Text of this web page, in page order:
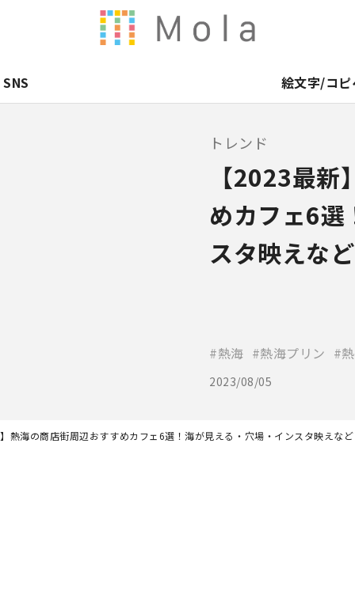
SNS 絵文字/コピ
トレンド
【2023最
めカフェ6選
スタ映えなど
熱海 熱海プリン
2023/08/05
熱海の商店街周辺おすすめカフェ6選！海が見える・穴場・インスタ映えなど